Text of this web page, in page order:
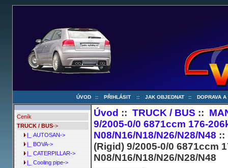
ÚVOD :: PŘIHLÁSIT :: JAK OBJEDNAT :: DOPRAVA A
Ceník
TRUCK / BUS->
|_ AUTOSAN->
|_ BOVA->
|_ CATERPILLAR->
|_ Cooling pipe->
Úvod ::TRUCK / BUS ::
9/2005-0/0 6871ccm 176-
N08/N16/N18/N26/N28/N48 ::
(Rigid) 9/2005-0/0 6871ccm
N08/N16/N18/N26/N28/N48